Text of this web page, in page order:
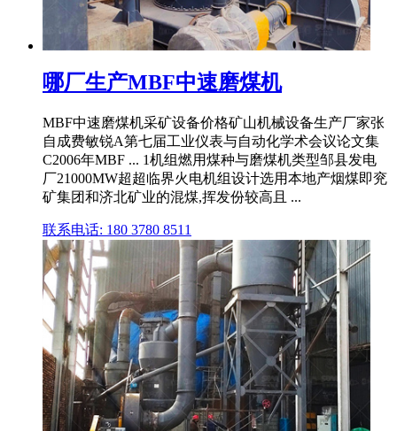
哪厂生产MBF中速磨煤机
MBF中速磨煤机采矿设备价格矿山机械设备生产厂家张
自成费敏锐A第七届工业仪表与自动化学术会议论文集
C2006年MBF ... 1机组燃用煤种与磨煤机类型邹县发电
厂21000MW超超临界火电机组设计选用本地产烟煤即兖
矿集团和济北矿业的混煤,挥发份较高且 ...
联系电话: 180 3780 8511